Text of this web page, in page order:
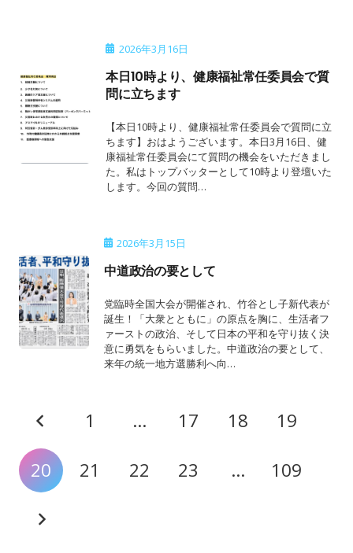
2026年3月16日
本日10時より、健康福祉常任委員会で質
問に立ちます
【本日10時より、健康福祉常任委員会で質問に立
ちます】おはようございます。本日3月16日、健
康福祉常任委員会にて質問の機会をいただきまし
た。私はトップバッターとして10時より登壇いた
します。今回の質問…
2026年3月15日
中道政治の要として
党臨時全国大会が開催され、竹谷とし子新代表が
誕生！「大衆とともに」の原点を胸に、生活者フ
ァーストの政治、そして日本の平和を守り抜く決
意に勇気をもらいました。中道政治の要として、
来年の統一地方選勝利へ向…
1 … 17 18 19
20 21 22 23 … 109